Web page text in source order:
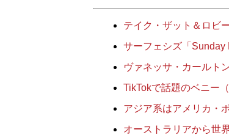
テイク・ザット＆ロビ
サーフェシズ「Sunday
ヴァネッサ・カールト
TikTokで話題のベニー
アジア系はアメリカ・
オーストラリアから世